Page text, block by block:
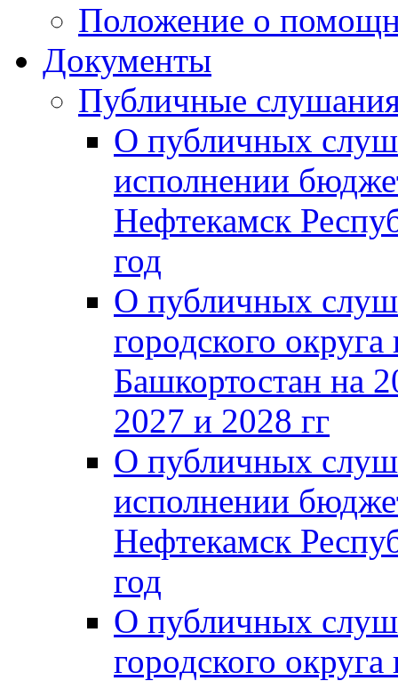
Положение о
Документы
Публичные
О публичных
исполнении
Нефтекамск
год
О публичных
городского
Башкортостан на
2027 и 2028 гг
О публичных
исполнении
Нефтекамск
год
О публичных
городского